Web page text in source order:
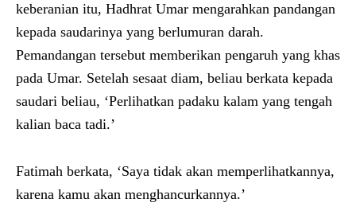
keberanian itu, Hadhrat Umar mengarahkan pandangan
kepada saudarinya yang berlumuran darah.
Pemandangan tersebut memberikan pengaruh yang khas
pada Umar. Setelah sesaat diam, beliau berkata kepada
saudari beliau, ‘Perlihatkan padaku kalam yang tengah
kalian baca tadi.’
Fatimah berkata, ‘Saya tidak akan memperlihatkannya,
karena kamu akan menghancurkannya.’